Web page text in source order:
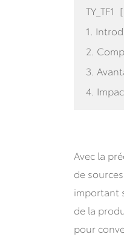
TY_TF1 [
1.
2.
3.
4.
Avec la
de
important
de la
pour